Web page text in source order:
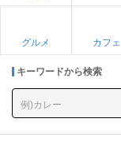
グルメ カフェ
キーワードから検索